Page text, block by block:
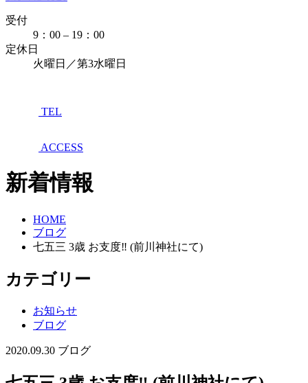
受付
9：00 – 19：00
定休日
火曜日／第3水曜日
TEL
ACCESS
新着情報
HOME
ブログ
七五三 3歳 お支度‼︎ (前川神社にて)
カテゴリー
お知らせ
ブログ
2020.09.30 ブログ